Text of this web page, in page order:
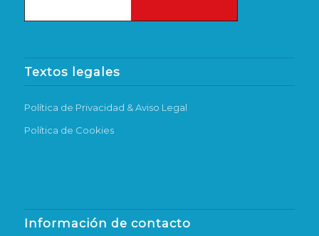
Textos legales
Política de Privacidad & Aviso Legal
Política de Cookies
Información de contacto